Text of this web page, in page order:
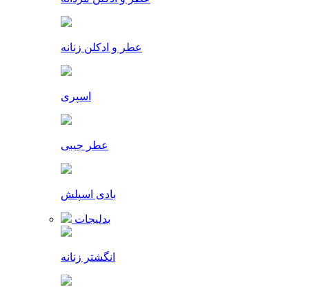
عطر و ادکلن زنانه
اسپری
عطر جیبی
بادی اسپلش
بدلیجات
انگشتر زنانه